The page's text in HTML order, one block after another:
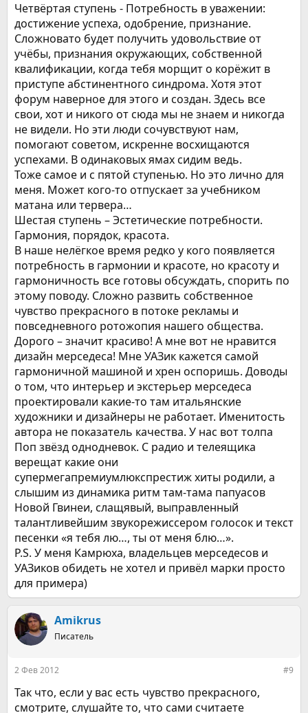
Четвёртая ступень - Потребность в уважении:
достижение успеха, одобрение, признание.
Сложновато будет получить удовольствие от
учёбы, признания окружающих, собственной
квалификации, когда тебя морщит о корёжит в
приступе абстинентного синдрома. Хотя этот
форум наверное для этого и создан. Здесь все
свои, хот и никого от сюда мы не знаем и никогда
не видели. Но эти люди сочувствуют нам,
помогают советом, искренне восхищаются
успехами. В одинаковых ямах сидим ведь.
Тоже самое и с пятой ступенью. Но это лично для
меня. Может кого-то отпускает за учебником
матана или тервера…
Шестая ступень – Эстетические потребности.
Гармония, порядок, красота.
В наше нелёгкое время редко у кого появляется
потребность в гармонии и красоте, но красоту и
гармоничность все готовы обсуждать, спорить по
этому поводу. Сложно развить собственное
чувство прекрасного в потоке рекламы и
повседневного ротожопия нашего общества.
Дорого – значит красиво! А мне вот не нравится
дизайн мерседеса! Мне УАЗик кажется самой
гармоничной машиной и хрен оспоришь. Доводы
о том, что интерьер и экстерьер мерседеса
проектировали какие-то там итальянские
художники и дизайнеры не работает. Именитость
автора не показатель качества. У нас вот толпа
Поп звёзд однодневок. С радио и телеящика
верещат какие они
супермегапремиумлюкспрестиж хиты родили, а
слышим из динамика ритм там-тама папуасов
Новой Гвинеи, слащявый, выправленный
талантливейшим звукорежиссером голосок и текст
песенки «я тебя лю…, ты от меня блю…».
P.S. У меня Камрюха, владельцев мерседесов и
УАЗиков обидеть не хотел и привёл марки просто
для примера)
Amikrus
Писатель
2 Фев 2012 #9
Так что, если у вас есть чувство прекрасного,
смотрите, слушайте то, что сами считаете